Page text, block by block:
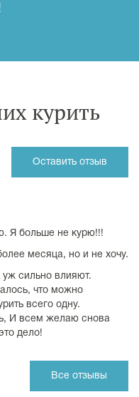
курить
Оставить отзыв
Я больше не курю!!!
месяца, но и не хочу.
уж сильно влияют.
что можно
всего одну.
И всем желаю снова
дело!
Все отзывы